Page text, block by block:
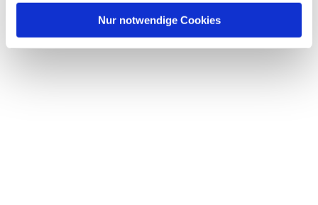
Nur notwendige Cookies